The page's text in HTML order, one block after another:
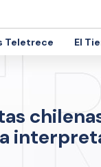
Teletrece El